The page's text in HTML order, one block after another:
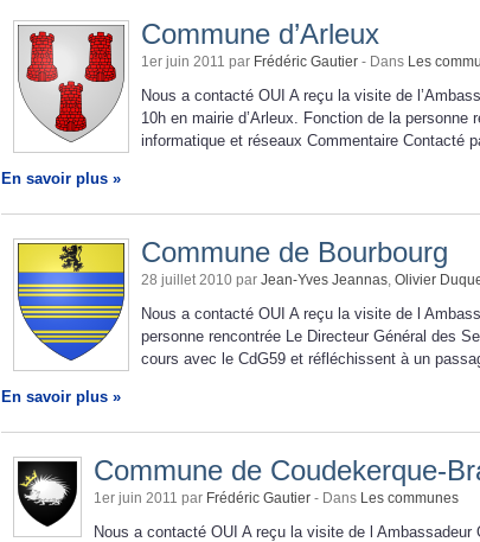
Commune d’Arleux
1er juin 2011 par Frédéric Gautier - Dans Les
Nous a contacté OUI A reçu la visite de
10h en mairie d’Arleux. Fonction de la
informatique et réseaux Commentaire Contacté
En savoir plus »
Commune de Bourbourg
28 juillet 2010 par Jean-Yves Jeannas Olivier
Nous a contacté OUI A reçu la visite de l
personne rencontrée Le Directeur Général des
cours avec le CdG59 et réfléchissent à un
En savoir plus »
Commune de Coudekerque-
1er juin 2011 par Frédéric Gautier - Dans Les communes
Nous a contacté OUI A reçu la visite de l